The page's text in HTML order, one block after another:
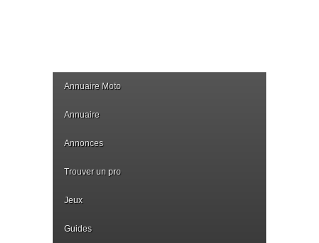
Annuaire Moto
Annuaire
Annonces
Trouver un pro
Jeux
Guides